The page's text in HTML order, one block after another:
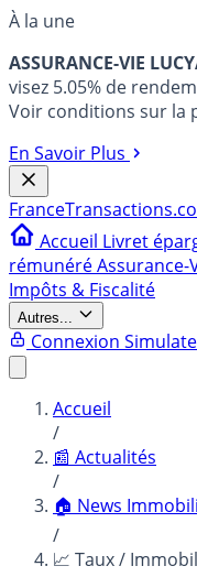
À la une
ASSURANCE-VIE
visez 5.05% de
Voir conditions sur la
En Savoir Plus
France
Accueil Livret
rémunéréAssurance-
Impôts & Fiscalité
Autres...
Connexion
Accueil
/
📰 Actualités
/
🏠 News
/
📈 Taux /